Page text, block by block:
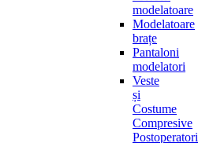
modelatoare
Modelatoare
brațe
Pantaloni
modelatori
Veste
și
Costume
Compresive
Postoperatori